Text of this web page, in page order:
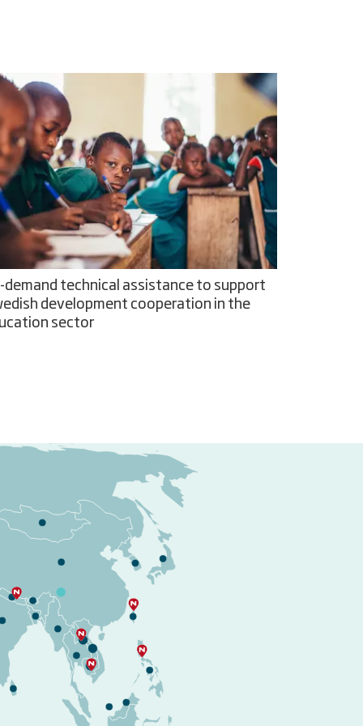
demand technical assistance to support
development cooperation in the
sector